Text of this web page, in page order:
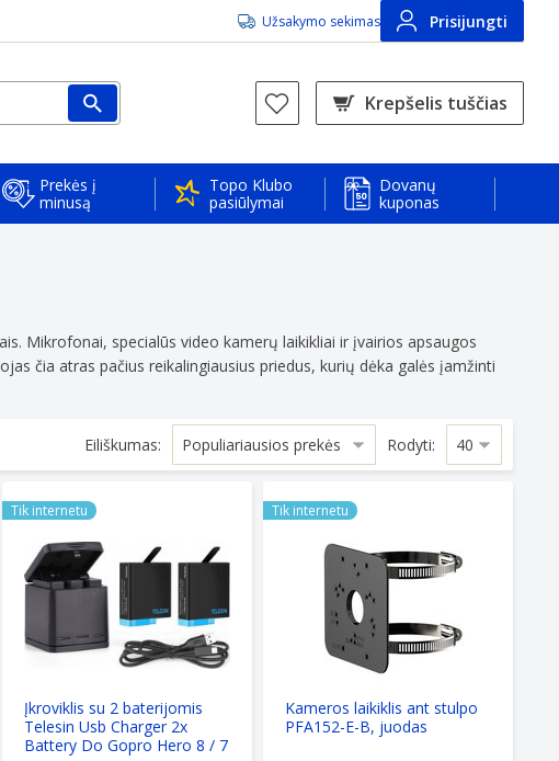
Užsakymo sekimas Prisijungti
Krepšelis tuščias
Prekės į
minusą
Topo Klubo
pasiūlymai
Dovanų
kuponas
Mikrofonai, specialūs video kamerų laikikliai ir įvairios apsaugos
čia atras pačius reikalingiausius priedus, kurių dėka galės įamžinti
Eiliškumas: Rodyti:
Tik internetu
Įkroviklis su 2 baterijomis
Telesin Usb Charger 2x
Battery Do Gopro Hero 8 / 7
Tik internetu
Kameros laikiklis ant stulpo
PFA152-E-B, juodas